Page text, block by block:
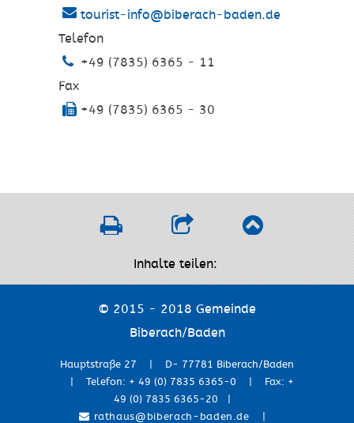
tourist-info@biberach-baden.de
Telefon
+49 (7835) 6365 - 11
Fax
+49 (7835) 6365 - 30
Inhalte teilen:
© 2015 - 2018 Gemeinde
Biberach/Baden
Hauptstraße 27 | D- 77781 Biberach/Baden
| Telefon: + 49 (0) 7835 6365-0 | Fax: +
49 (0) 7835 6365-20 |
rathaus@biberach-baden.de